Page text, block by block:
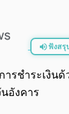
ฟังสรุ
รชำระเงิน
อังคาร